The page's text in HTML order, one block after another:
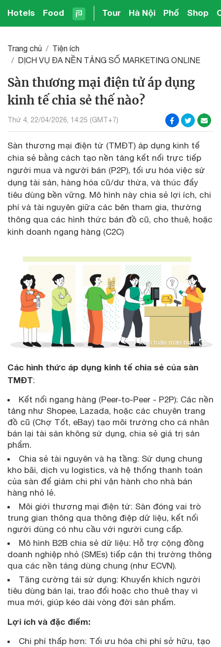
Hotels Food Tour Hà Nội Phố Shop
Trang chủ
Tiện ích
DỊCH VỤ ĐA NỀN TẢNG SỐ MARKETING ONLINE
Sàn thương mại điện tử áp dụng
kinh tế chia sẻ thế nào?
Thứ 4, 22/04/2026, 14:25 (GMT+7)
Sàn thương mại điện tử (TMĐT) áp dụng kinh tế
chia sẻ bằng cách tạo nền tảng kết nối trực tiếp
người mua và người bán (P2P), tối ưu hóa việc sử
dụng tài sản, hàng hóa cũ/dư thừa, và thúc đẩy
tiêu dùng bền vững. Mô hình này chia sẻ lợi ích, chi
phí và tài nguyên giữa các bên tham gia, thường
thông qua các hình thức bán đồ cũ, cho thuê, hoặc
kinh doanh ngang hàng (C2C)
Xem toàn màn hình
Các hình thức áp dụng kinh tế chia sẻ của sàn
TMĐT:
Kết nối ngang hàng (Peer-to-Peer - P2P): Các nền
tảng như Shopee, Lazada, hoặc các chuyên trang
đồ cũ (Chợ Tốt, eBay) tạo môi trường cho cá nhân
bán lại tài sản không sử dụng, chia sẻ giá trị sản
phẩm.
Chia sẻ tài nguyên và hạ tầng: Sử dụng chung
kho bãi, dịch vụ logistics, và hệ thống thanh toán
của sàn để giảm chi phí vận hành cho nhà bán
hàng nhỏ lẻ.
Môi giới thương mại điện tử: Sàn đóng vai trò
trung gian thông qua thông điệp dữ liệu, kết nối
người dùng có nhu cầu với người cung cấp.
Mô hình B2B chia sẻ dữ liệu: Hỗ trợ cộng đồng
doanh nghiệp nhỏ (SMEs) tiếp cận thị trường thông
qua các nền tảng dùng chung (như ECVN).
Tăng cường tái sử dụng: Khuyến khích người
tiêu dùng bán lại, trao đổi hoặc cho thuê thay vì
mua mới, giúp kéo dài vòng đời sản phẩm.
Lợi ích và đặc điểm:
Chi phí thấp hơn: Tối ưu hóa chi phí sở hữu, tạo